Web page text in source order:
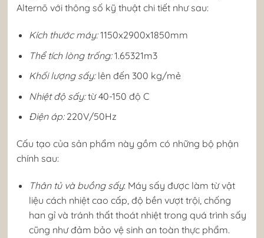
Alternō với thông số kỹ thuật chi tiết như sau:
Kích thước máy:1150x2900x1850mm
Thể tích lòng trống:1.65321m3
Khối lượng sấy:lên đến 300 kg/mẻ
Nhiệt độ sấy:từ 40-150 độ C
Điện áp:220V/50Hz
Cấu tạo của sản phẩm này gồm có những bộ phận
chính sau:
Thân tủ và buồng sấy: Máy sấy được làm từ vật
liệu cách nhiệt cao cấp, độ bền vượt trội, chống
han gỉ và tránh thất thoát nhiệt trong quá trình sấy
cũng như đảm bảo vệ sinh an toàn thực phẩm.